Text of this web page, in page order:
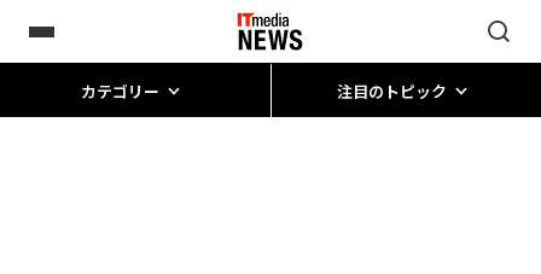
カテゴリー 注目のトピック